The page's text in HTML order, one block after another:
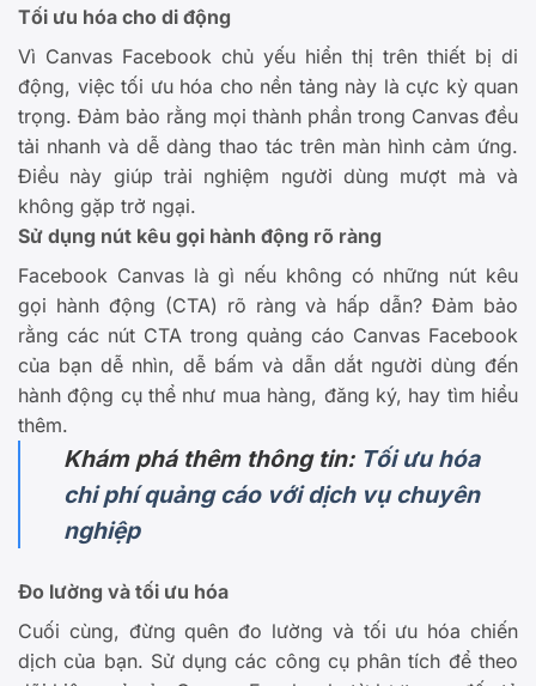
Tối ưu hóa cho di động
Vì Canvas Facebook chủ yếu hiển thị trên thiết bị di
động, việc tối ưu hóa cho nền tảng này là cực kỳ quan
trọng. Đảm bảo rằng mọi thành phần trong Canvas đều
tải nhanh và dễ dàng thao tác trên màn hình cảm ứng.
Điều này giúp trải nghiệm người dùng mượt mà và
không gặp trở ngại.
Sử dụng nút kêu gọi hành động rõ ràng
Facebook Canvas là gì nếu không có những nút kêu
gọi hành động (CTA) rõ ràng và hấp dẫn? Đảm bảo
rằng các nút CTA trong quảng cáo Canvas Facebook
của bạn dễ nhìn, dễ bấm và dẫn dắt người dùng đến
hành động cụ thể như mua hàng, đăng ký, hay tìm hiểu
thêm.
Khám phá thêm thông tin: Tối ưu hóa
chi phí quảng cáo với dịch vụ chuyên
nghiệp
Đo lường và tối ưu hóa
Cuối cùng, đừng quên đo lường và tối ưu hóa chiến
dịch của bạn. Sử dụng các công cụ phân tích để theo